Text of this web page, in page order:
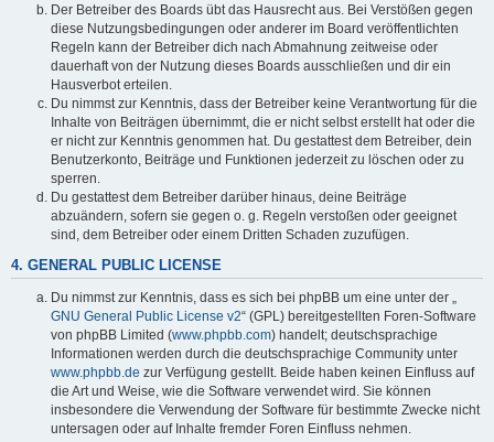
Der Betreiber des Boards übt das Hausrecht aus. Bei Verstößen gegen
diese Nutzungsbedingungen oder anderer im Board veröffentlichten
Regeln kann der Betreiber dich nach Abmahnung zeitweise oder
dauerhaft von der Nutzung dieses Boards ausschließen und dir ein
Hausverbot erteilen.
Du nimmst zur Kenntnis, dass der Betreiber keine Verantwortung für die
Inhalte von Beiträgen übernimmt, die er nicht selbst erstellt hat oder die
er nicht zur Kenntnis genommen hat. Du gestattest dem Betreiber, dein
Benutzerkonto, Beiträge und Funktionen jederzeit zu löschen oder zu
sperren.
Du gestattest dem Betreiber darüber hinaus, deine Beiträge
abzuändern, sofern sie gegen o. g. Regeln verstoßen oder geeignet
sind, dem Betreiber oder einem Dritten Schaden zuzufügen.
4. GENERAL PUBLIC LICENSE
Du nimmst zur Kenntnis, dass es sich bei phpBB um eine unter der „
GNU General Public License v2“ (GPL) bereitgestellten Foren-Software
von phpBB Limited (www.phpbb.com) handelt; deutschsprachige
Informationen werden durch die deutschsprachige Community unter
www.phpbb.de zur Verfügung gestellt. Beide haben keinen Einfluss auf
die Art und Weise, wie die Software verwendet wird. Sie können
insbesondere die Verwendung der Software für bestimmte Zwecke nicht
untersagen oder auf Inhalte fremder Foren Einfluss nehmen.